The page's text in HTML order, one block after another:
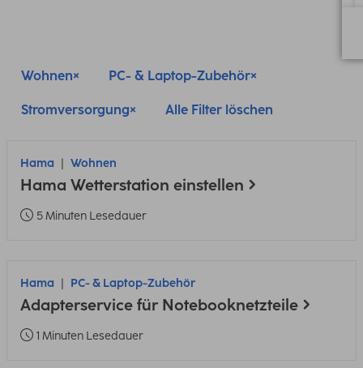
Wohnen PC- & Laptop-Zubehör
Stromversorgung Alle Filter löschen
Hama Wohnen
Hama Wetterstation einstellen
5 Minuten Lesedauer
Hama PC- & Laptop-Zubehör
Adapterservice für Notebooknetzteile
1 Minuten Lesedauer